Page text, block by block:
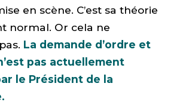
en scène. C’est sa théorie
normal. Or cela ne
La demande d’ordre et
pas actuellement
le Président de la